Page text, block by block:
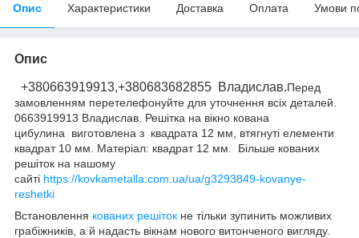
Опис Характеристики Доставка Оплата Умови
Опис
+380663919913,+380683682855 Владислав.Перед
замовленням перетелефонуйте для уточнення всіх деталей.
0663919913 Владислав. Решітка на вікно кована
цибулина виготовлена з квадрата 12 мм, втягнуті елементи
квадрат 10 мм. Матеріал: квадрат 12 мм. Більше кованих
решіток на нашому
сайті https://kovkametalla.com.ua/ua/g3293849-kovanye-
reshetki
Встановлення кованих решіток не тільки зупинить можливих
грабіжників, а й надасть вікнам нового витонченого вигляду.